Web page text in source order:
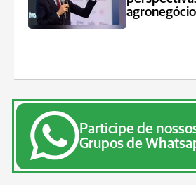
Participe de
Grupos de